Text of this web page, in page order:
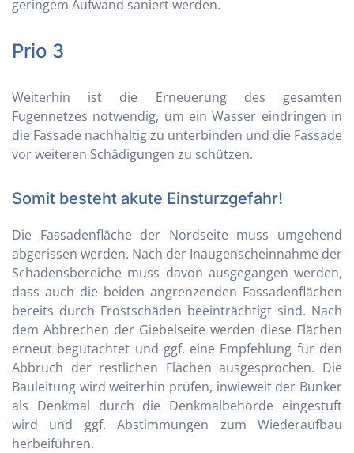
geringem Aufwand saniert werden.
Prio 3
Weiterhin ist die Erneuerung des gesamten
Fugennetzes notwendig, um ein Wasser eindringen in
die Fassade nachhaltig zu unterbinden und die Fassade
vor weiteren Schädigungen zu schützen.
Somit besteht akute Einsturzgefahr!
Die Fassadenfläche der Nordseite muss umgehend
abgerissen werden. Nach der Inaugenscheinnahme der
Schadensbereiche muss davon ausgegangen werden,
dass auch die beiden angrenzenden Fassadenflächen
bereits durch Frostschäden beeinträchtigt sind. Nach
dem Abbrechen der Giebelseite werden diese Flächen
erneut begutachtet und ggf. eine Empfehlung für den
Abbruch der restlichen Flächen ausgesprochen. Die
Bauleitung wird weiterhin prüfen, inwieweit der Bunker
als Denkmal durch die Denkmalbehörde eingestuft
wird und ggf. Abstimmungen zum Wiederaufbau
herbeiführen.